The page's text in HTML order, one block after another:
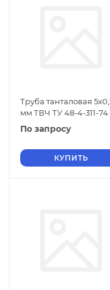
Труба танталовая
мм ТВЧ ТУ 48-4-311-74
По запросу
КУПИТЬ